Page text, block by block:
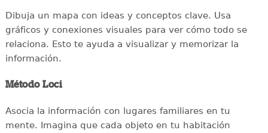
Dibuja un mapa con ideas y conceptos clave. Usa
gráficos y conexiones visuales para ver cómo todo se
relaciona. Esto te ayuda a visualizar y memorizar la
información.
Método Loci
Asocia la información con lugares familiares en tu
mente. Imagina que cada objeto en tu habitación